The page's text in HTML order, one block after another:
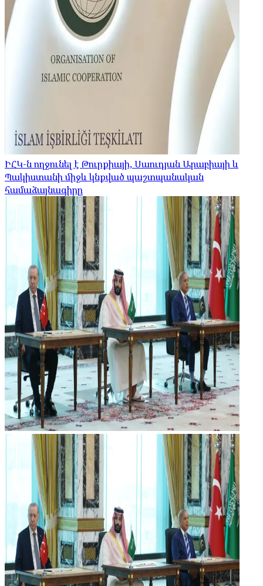
ԻՀԿ-ն ողջունել է Թուրքիայի, Սաուդյան Արաբիայի և
Պակիստանի միջև կնքված պաշտպանական
համաձայնագիրը